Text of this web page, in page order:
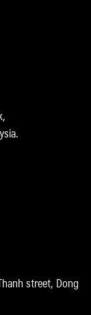
street, Dong